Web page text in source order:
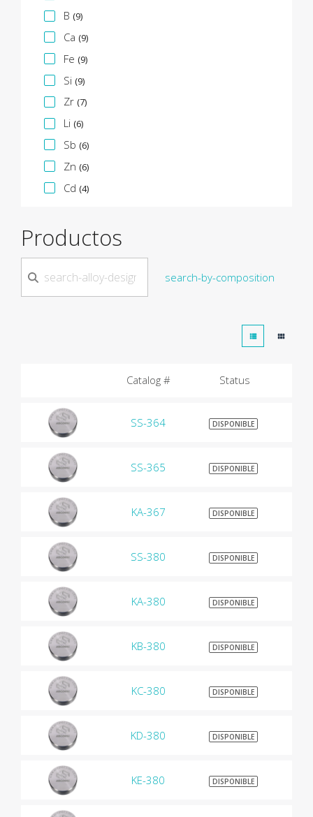
B (9)
Ca (9)
Fe (9)
Si (9)
Zr (7)
Li (6)
Sb (6)
Zn (6)
Cd (4)
Productos
search-by-composition
Catalog # Status
SS-364 DISPONIBLE
SS-365 DISPONIBLE
KA-367 DISPONIBLE
SS-380 DISPONIBLE
KA-380 DISPONIBLE
KB-380 DISPONIBLE
KC-380 DISPONIBLE
KD-380 DISPONIBLE
KE-380 DISPONIBLE